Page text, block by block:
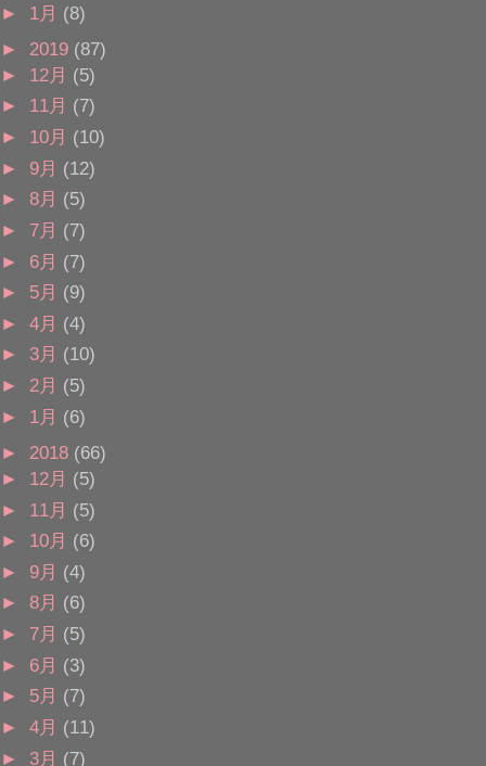
► 1月 (8)
► 2019 (87)
► 12月 (5)
► 11月 (7)
► 10月 (10)
► 9月 (12)
► 8月 (5)
► 7月 (7)
► 6月 (7)
► 5月 (9)
► 4月 (4)
► 3月 (10)
► 2月 (5)
► 1月 (6)
► 2018 (66)
► 12月 (5)
► 11月 (5)
► 10月 (6)
► 9月 (4)
► 8月 (6)
► 7月 (5)
► 6月 (3)
► 5月 (7)
► 4月 (11)
► 3月 (7)